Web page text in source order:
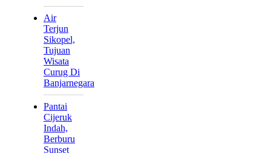
Air
Terjun
Sikopel,
Tujuan
Wisata
Curug Di
Banjarnegara
Pantai
Cijeruk
Indah,
Berburu
Sunset